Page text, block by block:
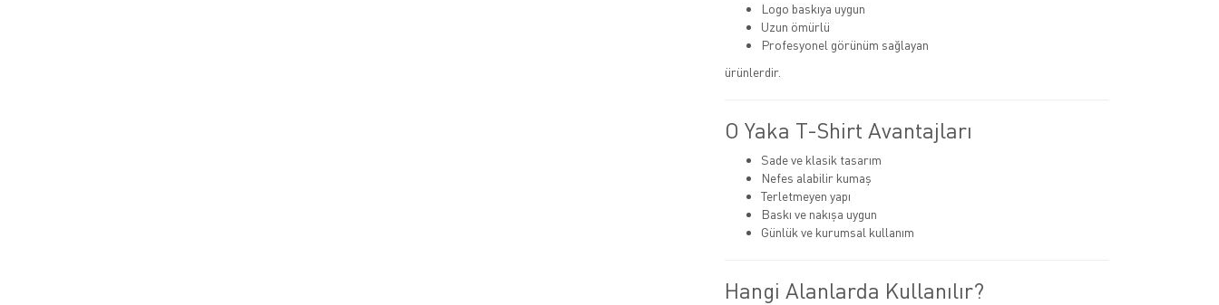
Logo baskıya uygun
Uzun ömürlü
Profesyonel görünüm sağlayan
ürünlerdir.
O Yaka T-Shirt Avantajları
Sade ve klasik tasarım
Nefes alabilir kumaş
Terletmeyen yapı
Baskı ve nakışa uygun
Günlük ve kurumsal kullanım
Hangi Alanlarda Kullanılır?